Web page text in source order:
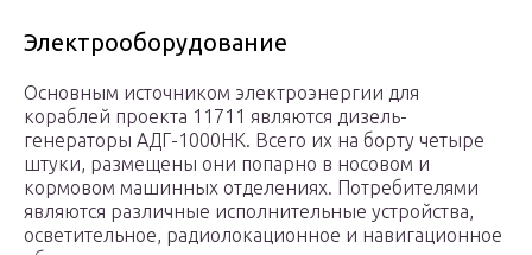
Электрооборудование
Основным источником электроэнергии для
кораблей проекта 11711 являются дизель-
генераторы АДГ-1000НК. Всего их на борту четыре
штуки, размещены они попарно в носовом и
кормовом машинных отделениях. Потребителями
являются различные исполнительные устройства,
осветительное, радиолокационное и навигационное